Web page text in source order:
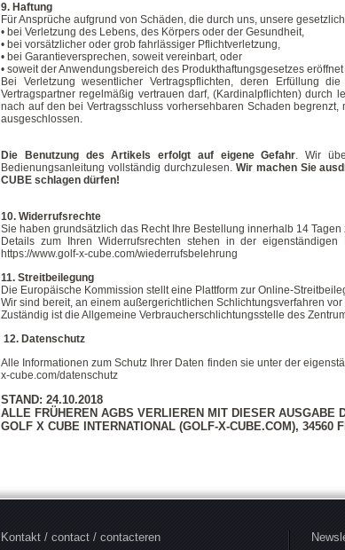
9. Haftung
Für Ansprüche aufgrund von Schäden, die durch uns, unsere
• bei Verletzung des Lebens, des Körpers oder der Gesundheit,
• bei vorsätzlicher oder grob fahrlässiger Pflichtverletzung,
• bei Garantieversprechen, soweit vereinbart, oder
• soweit der Anwendungsbereich des Produkthaftungsgesetzes eröffnet
Bei Verletzung wesentlicher Vertragspflichten, deren Erfüllung
Vertragspartner regelmäßig vertrauen darf, (Kardinalpflichten) durch
nach auf den bei Vertragsschluss vorhersehbaren Schaden
ausgeschlossen.
Die Benutzung des Artikels erfolgt auf eigene Gefahr. Wir
Bedienungsanleitung vollständig durchzulesen.Wir machen Sie
CUBE schlagen dürfen!
10. Widerrufsrechte
Sie haben grundsätzlich das Recht Ihre Bestellung innerhalb 14 Tagen
Details zum Ihren Widerrufsrechten stehen in der
https://www.golf-x-cube.com/wiederrufsbelehrung
11. Streitbeilegung
Die Europäische Kommission stellt eine Plattform zur Online-
Wir sind bereit, an einem außergerichtlichen Schlichtungsverfahren
Zuständig ist die Allgemeine Verbraucherschlichtungsstelle des
12. Datenschutz
Alle Informationen zum Schutz Ihrer Daten finden sie unter der
x-cube.com/datenschutz
STAND: 24.10.2018
ALLE FRÜHEREN AGBS VERLIEREN MIT DIESER AUSGABE
GOLF X CUBE INTERNATIONAL (GOLF-X-CUBE.COM), 34560
Kontakt / contact / contacteren